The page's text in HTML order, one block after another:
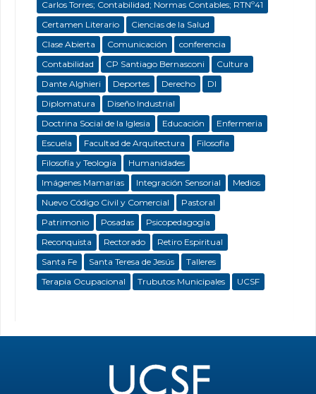
Carlos Torres; Contabilidad; Normas Contables; RTNº41
Certamen Literario
Ciencias de la Salud
Clase Abierta
Comunicación
conferencia
Contabilidad
CP Santiago Bernasconi
Cultura
Dante Alghieri
Deportes Derecho
DI
Diplomatura
Diseño Industrial
Doctrina Social de la Iglesia
Educación
Enfermeria
Escuela
Facultad de Arquitectura
Filosofía
Filosofía y Teología
Humanidades
Imágenes Mamarias
Integración Sensorial
Medios
Nuevo Código Civil y Comercial
Pastoral
Patrimonio
Posadas
Psicopedagogía
Reconquista
Rectorado
Retiro Espiritual
Santa Fe
Santa Teresa de Jesús
Talleres
Terapia Ocupacional
Trubutos Municipales UCSF